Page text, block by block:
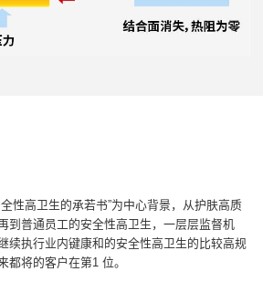
性高卫生的承若书”为中心背景，从护肤高质
到普通员工的安全性高卫生，一层层监督机
续执行业内键康和的安全性高卫生的比较高规
都将的客户在第1 位。